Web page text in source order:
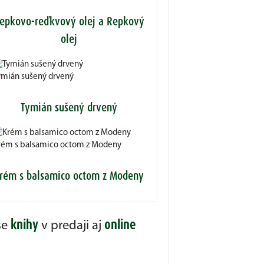
reďkvový olej a Repkový
olej
sušený drvený
Tymián sušený drvený
s balsamico octom z Modeny
s balsamico octom z Modeny
knihy v predaji aj online